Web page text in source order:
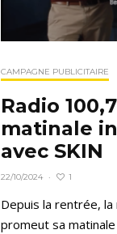
CAMPAGNE PUBLICITAIRE
Radio
matinale
avec SKIN
22/10/2024 · 1
Depuis la rentrée,
promeut sa